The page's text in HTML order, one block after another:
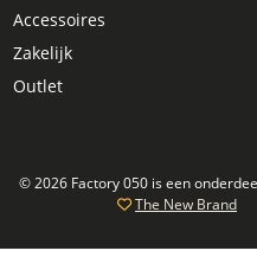
Accessoires
Zakelijk
Outlet
© 2026 Factory 050 is een
The New Brand